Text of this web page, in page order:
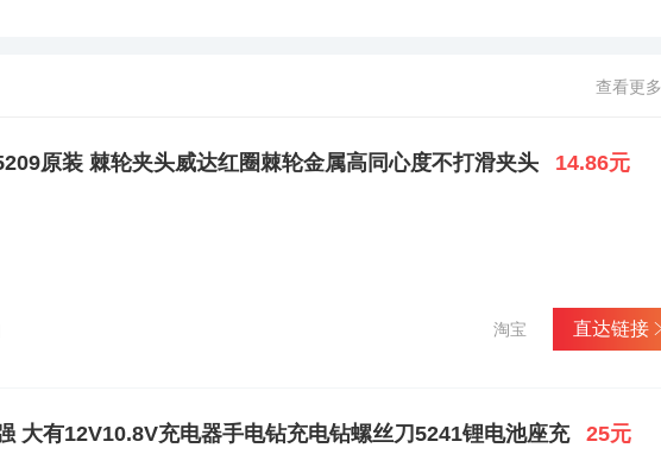
中心；南京德朔实业有限公司——公司的生产制造基地；泉峰研发中心——作为公司的创
查看更多
原装 棘轮夹头威达红圈棘轮金属高同心度不打滑夹头 14.86元
直达链接
淘宝
大有12V10.8V充电器手电钻充电钻螺丝刀5241锂电池座充 25元